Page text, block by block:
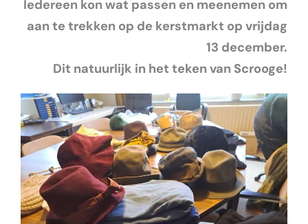
Iedereen kon wat passen en meenemen om
aan te trekken op de kerstmarkt op vrijdag
13 december.
Dit natuurlijk in het teken van Scrooge!